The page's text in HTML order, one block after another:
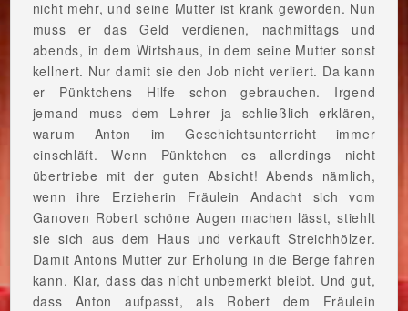
nicht mehr, und seine Mutter ist krank geworden. Nun
muss er das Geld verdienen, nachmittags und
abends, in dem Wirtshaus, in dem seine Mutter sonst
kellnert. Nur damit sie den Job nicht verliert. Da kann
er Pünktchens Hilfe schon gebrauchen. Irgend
jemand muss dem Lehrer ja schließlich erklären,
warum Anton im Geschichtsunterricht immer
einschläft. Wenn Pünktchen es allerdings nicht
übertriebe mit der guten Absicht! Abends nämlich,
wenn ihre Erzieherin Fräulein Andacht sich vom
Ganoven Robert schöne Augen machen lässt, stiehlt
sie sich aus dem Haus und verkauft Streichhölzer.
Damit Antons Mutter zur Erholung in die Berge fahren
kann. Klar, dass das nicht unbemerkt bleibt. Und gut,
dass Anton aufpasst, als Robert dem Fräulein